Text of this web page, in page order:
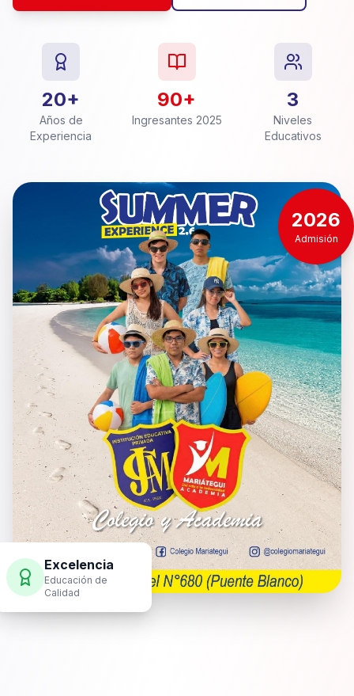
20+
Años de
Experiencia
90+
Ingresantes 2025
3
Niveles
Educativos
Excelencia
Educación de
Calidad
2026
Admisión